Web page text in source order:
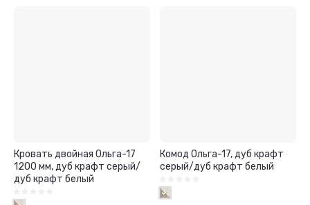
Кровать двойная Ольга-17
1200 мм, дуб крафт серый/
дуб крафт белый
Комод Ольга-17, дуб крафт
серый/дуб крафт белый